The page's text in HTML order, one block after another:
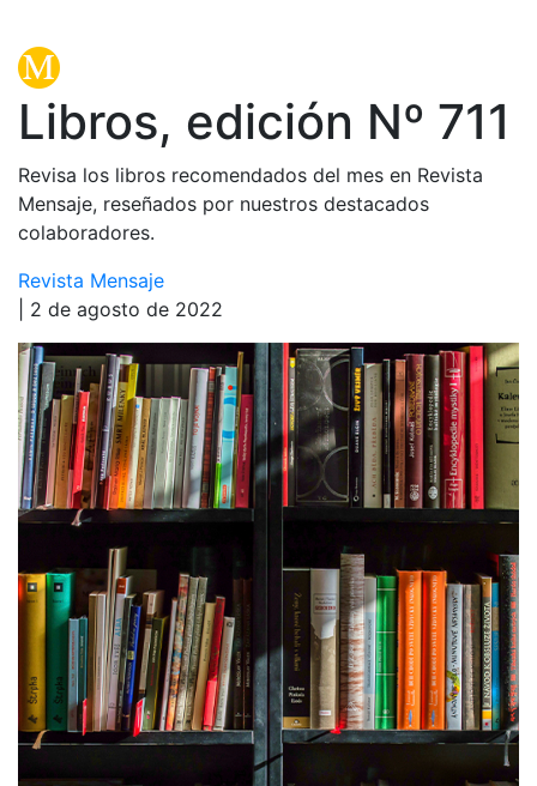
Libros, edición Nº 711
Revisa los libros recomendados del mes en Revista
Mensaje, reseñados por nuestros destacados
colaboradores.
Revista Mensaje
| 2 de agosto de 2022